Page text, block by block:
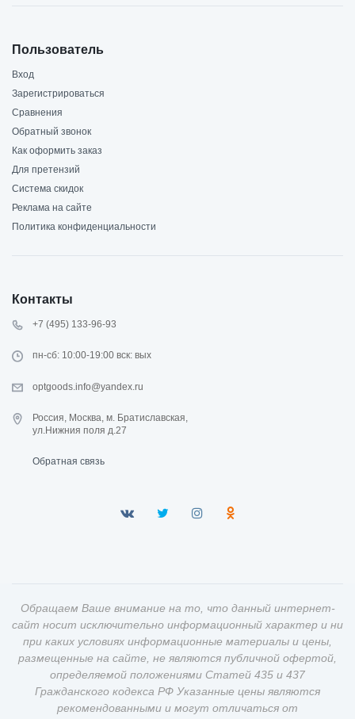
Пользователь
Вход
Зарегистрироваться
Сравнения
Обратный звонок
Как оформить заказ
Для претензий
Система скидок
Реклама на сайте
Политика конфиденциальности
Контакты
+7 (495) 133-96-93
пн-сб: 10:00-19:00 вск: вых
optgoods.info@yandex.ru
Россия, Москва, м. Братиславская,
ул.Нижния поля д.27
Обратная связь
Обращаем Ваше внимание на то, что данный интернет-
сайт носит исключительно информационный характер и ни
при каких условиях информационные материалы и цены,
размещенные на сайте, не являются публичной офертой,
определяемой положениями Статей 435 и 437
Гражданского кодекса РФ Указанные цены являются
рекомендованными и могут отличаться от